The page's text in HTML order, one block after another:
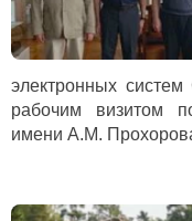
электронных
рабочим визитом
имени А.М.